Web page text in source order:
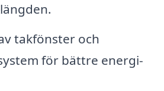
takfönster och
för bättre energi-